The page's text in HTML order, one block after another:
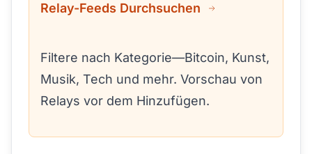
Relay-Feeds Durchsuchen
Filtere nach Kategorie—Bitcoin, Kunst,
Musik, Tech und mehr. Vorschau von
Relays vor dem Hinzufügen.